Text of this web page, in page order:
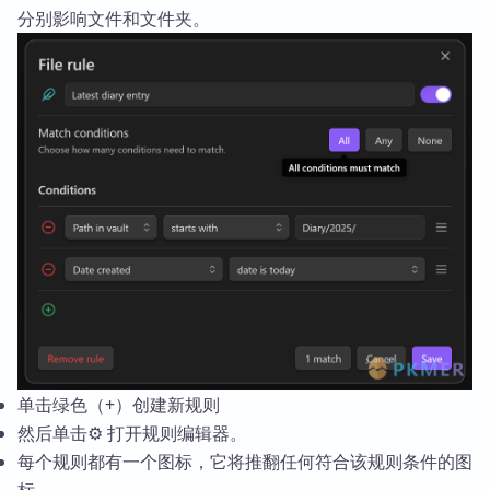
分别影响文件和文件夹。
单击绿色（+）创建新规则
然后单击⚙️ 打开规则编辑器。
每个规则都有一个图标，它将推翻任何符合该规则条件的图